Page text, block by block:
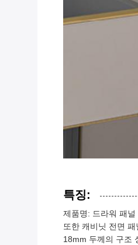
특징:
제품명: 드라워 패널
또한 캐비닛 전면
18mm 두께의 구조